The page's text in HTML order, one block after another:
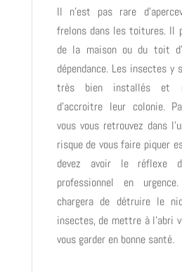
Il n’est pas rare
frelons dans les toitures. Il
de la maison ou du toit
dépendance. Les insectes y
très bien installés et
d’accroitre leur colonie.
vous vous retrouvez dans
risque de vous faire piquer
devez avoir le réflexe
professionnel en
chargera de détruire le
insectes, de mettre à l’abri
vous garder en bonne santé.